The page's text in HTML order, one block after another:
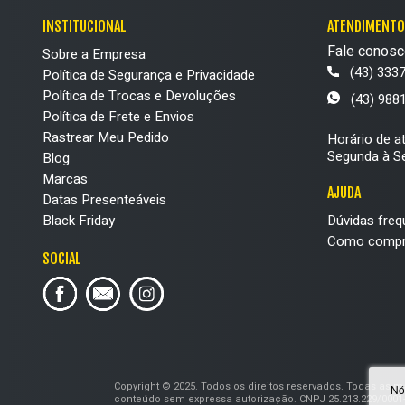
INSTITUCIONAL
Sobre a Empresa
Política de Segurança e Privacidade
Política de Trocas e Devoluções
Política de Frete e Envios
Rastrear Meu Pedido
Blog
Marcas
Datas Presenteáveis
Black Friday
SOCIAL
ATENDIMENTO
Fale
(43)
(43)
Horário de
Segunda à
AJUDA
Dúvidas
Como
Copyright © 2025. Todos os direitos reservados. Todas
conteúdo sem expressa autorização. CNPJ 25.213.229/